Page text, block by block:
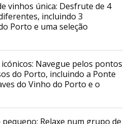
vinhos única: Desfrute de 4
incluindo 3
Porto e uma seleção
Navegue pelos pontos
do Porto, incluindo a Ponte
do Vinho do Porto e o
Relaxe num grupo de